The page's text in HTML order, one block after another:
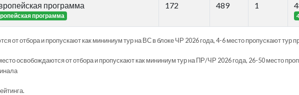
программа
программа
172 489 1
от отбора и пропускают как мининиум тур на ВС в блоке ЧР 2026 года, 4-6 место пропускают тур
освобождаются от отбора и пропускают как мининиум тур на ПР/ЧР 2026 года, 26-50 место